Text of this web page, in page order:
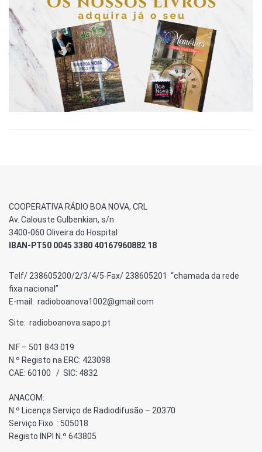
COOPERATIVA RÁDIO BOA NOVA, CRL
Av. Calouste Gulbenkian, s/n
3400-060 Oliveira do Hospital
IBAN-PT50 0045 3380 40167960882 18
Telf/ 238605200/2/3/4/5-Fax/ 238605201 “chamada da rede
fixa nacional”
E-mail: radioboanova1002@gmail.com
Site: radioboanova.sapo.pt
NIF – 501 843 019
N.º Registo na ERC: 423098
CAE: 60100 / SIC: 4832
ANACOM:
N.º Licença Serviço de Radiodifusão – 20370
Serviço Fixo : 505018
Registo INPI N.º 643805